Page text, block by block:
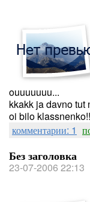
ouuuuuuu...
kkakk ja davno tut
oi bilo
комментарии: 1
Без заголовка
23-07-2006 22:13